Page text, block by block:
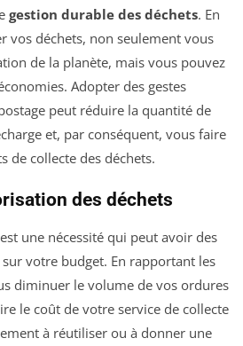
gestion durable des déchets. En
vos déchets, non seulement vous
de la planète, mais vous pouvez
Adopter des gestes
peut réduire la quantité de
et, par conséquent, vous faire
de collecte des déchets.
des déchets
une nécessité qui peut avoir des
votre budget. En rapportant les
diminuer le volume de vos ordures
le coût de votre service de collecte
à réutiliser ou à donner une